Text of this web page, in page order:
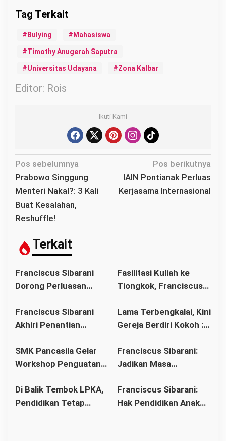
Bulying Mahasiswa
Timothy Anugerah Saputra
Universitas Udayana Zona Kalbar
Editor: Rois
Ikuti Kami
N
a
v
i
g
s
p
o
Pos sebelumnya
Prabowo Singgung
Menteri Nakal?: 3 Kali
Buat Kesalahan,
Reshuffle!
Pos berikutnya
IAIN Pontianak Perluas
Kerjasama Internasional
Terkait
Franciscus Sibarani
Dorong Perluasan
sebagai Upaya Cegah
Pernikahan Dini di
Fasilitasi Kuliah ke
Tiongkok, Franciscus
Tua Dukung Pendidikan
Anak
Franciscus Sibarani
Akhiri Penantian
Bawat Keuskupan
Agung Pontianak,
Berdiri
Lama Terbengkalai, Kini
Gereja Berdiri Kokoh :
Wujudkan Politik
Bonum Commune di
Pahonk LANDAK
SMK Pancasila Gelar
Workshop Penguatan
Standar Nasional
Pendidikan
Franciscus Sibarani:
Jadikan Masa
Titik Balik Menata
Masa Depan
Di Balik Tembok LPKA,
Pendidikan Tetap
Franciscus Sibarani:
Hak Pendidikan Anak